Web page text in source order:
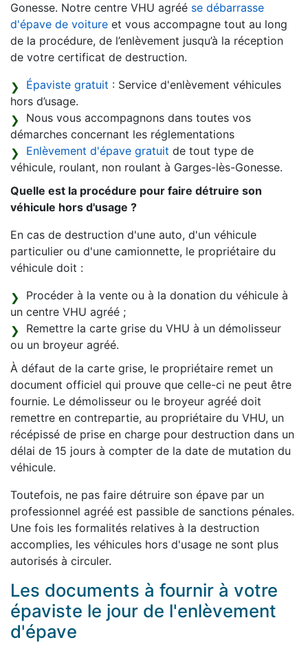
Gonesse. Notre centre VHU agréé se débarrasse
d'épave de voiture et vous accompagne tout au long
de la procédure, de l’enlèvement jusqu’à la réception
de votre certificat de destruction.
Épaviste gratuit : Service d'enlèvement véhicules
hors d’usage.
Nous vous accompagnons dans toutes vos
démarches concernant les réglementations
Enlèvement d'épave gratuit de tout type de
véhicule, roulant, non roulant à Garges-lès-Gonesse.
Quelle est la procédure pour faire détruire son
véhicule hors d'usage ?
En cas de destruction d'une auto, d'un véhicule
particulier ou d'une camionnette, le propriétaire du
véhicule doit :
Procéder à la vente ou à la donation du véhicule à
un centre VHU agréé ;
Remettre la carte grise du VHU à un démolisseur
ou un broyeur agréé.
À défaut de la carte grise, le propriétaire remet un
document officiel qui prouve que celle-ci ne peut être
fournie. Le démolisseur ou le broyeur agréé doit
remettre en contrepartie, au propriétaire du VHU, un
récépissé de prise en charge pour destruction dans un
délai de 15 jours à compter de la date de mutation du
véhicule.
Toutefois, ne pas faire détruire son épave par un
professionnel agréé est passible de sanctions pénales.
Une fois les formalités relatives à la destruction
accomplies, les véhicules hors d'usage ne sont plus
autorisés à circuler.
Les documents à fournir à votre
épaviste le jour de l'enlèvement
d'épave